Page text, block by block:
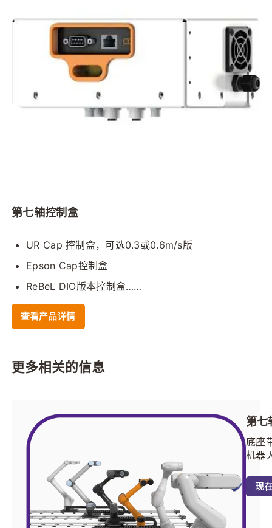
第七轴控制盒
UR Cap 控制盒，可选0.3或0.6m/s版
Epson Cap控制盒
ReBeL DIO版本控制盒……
查看产品详情
更多相关的信息
第七
底座
机器
轴”
可以
现